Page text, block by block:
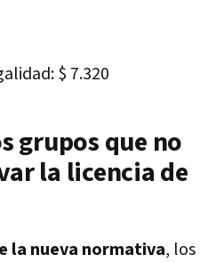
$ 7.320
grupos que no
la licencia de
la nueva normativa, los